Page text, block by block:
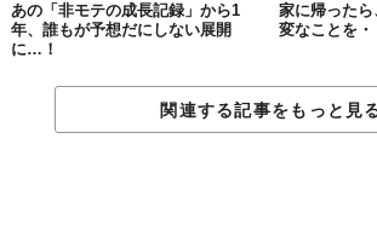
あの「非モテの成長記録」から1
年、誰もが予想だにしない展開
に…！
家に帰った
変なことを・
関連する記事をもっと見